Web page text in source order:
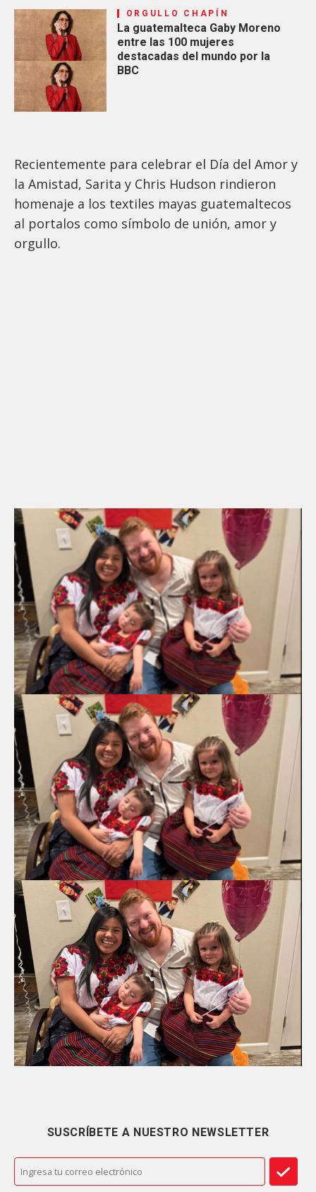
ORGULLO CHAPÍN
La guatemalteca Gaby Moreno
entre las 100 mujeres
destacadas del mundo por la
BBC
Recientemente para celebrar el Día del Amor y
la Amistad, Sarita y Chris Hudson rindieron
homenaje a los textiles mayas guatemaltecos
al portalos como símbolo de unión, amor y
orgullo.
SUSCRÍBETE A NUESTRO NEWSLETTER